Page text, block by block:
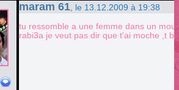
maram 61 , le 13.12.2009 à 19:38
tu ressomble a une femme dans un
rabi3a je veut pas dir que t'ai moche ,t